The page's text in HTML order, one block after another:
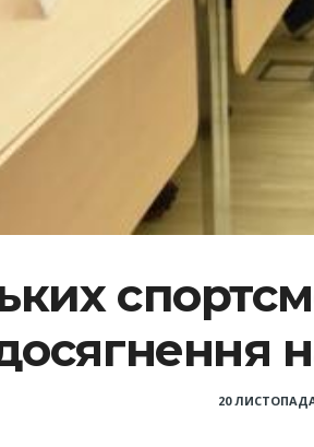
20 ЛИСТОПАДА